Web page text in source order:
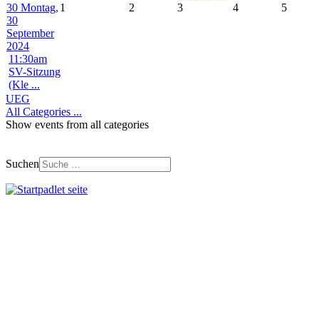
30 Montag,
30
September
2024
11:30am
SV-Sitzung
(Kle ...
1 2 3 4 5
UEG
All Categories ...
Show events from all categories
Suchen